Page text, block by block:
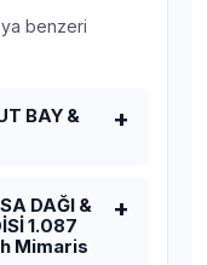
benzeri
BAY &
DAĞI &
1.087
Mimaris